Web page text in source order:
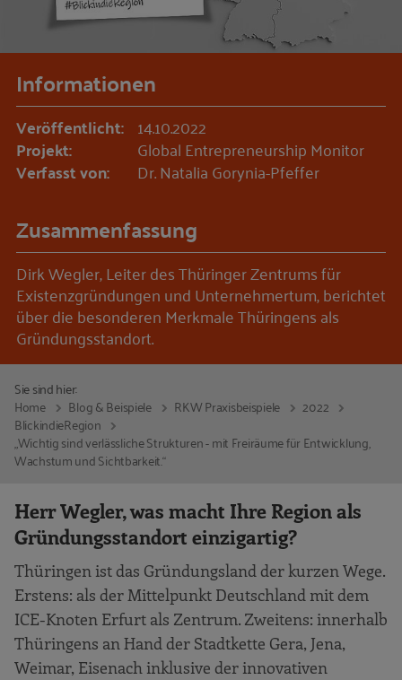
Informationen
Veröffentlicht: 14.10.2022
Projekt: Global Entrepreneurship Monitor
Verfasst von: Dr. Natalia Gorynia-Pfeffer
Zusammenfassung
Dirk Wegler, Leiter des Thüringer Zentrums für
Existenzgründungen und Unternehmertum, berichtet
über die besonderen Merkmale Thüringens als
Gründungsstandort.
Sie sind hier:
Home
Blog & Beispiele RKW Praxisbeispiele
2022
BlickindieRegion
„Wichtig sind verlässliche Strukturen - mit Freiräume für Entwicklung,
Wachstum und Sichtbarkeit.“
Herr Wegler, was macht Ihre Region als
Gründungsstandort einzigartig?
Thüringen ist das Gründungsland der kurzen Wege.
Erstens: als der Mittelpunkt Deutschland mit dem
ICE-Knoten Erfurt als Zentrum. Zweitens: innerhalb
Thüringens an Hand der Stadtkette Gera, Jena,
Weimar, Eisenach inklusive der innovativen